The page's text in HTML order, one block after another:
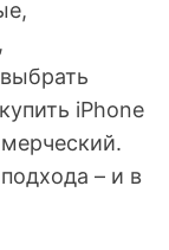
iPhone
– и в